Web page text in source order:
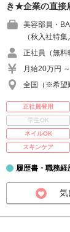
き★企業の直接
美容部員・BA
（秋入社特
正社員（無料
月給20万円
全国（※希望
正社員登用
学生OK
ネイルOK
スキンケア
履歴書・職務経
気